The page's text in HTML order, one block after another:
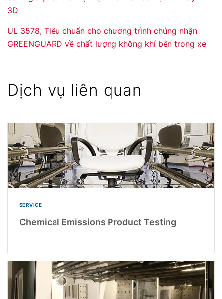
3D
UL 3578, Tiêu chuẩn cho chương trình chứng nhận
GREENGUARD về chất lượng không khí bên trong xe
Dịch vụ liên quan
SERVICE
Chemical Emissions Product Testing